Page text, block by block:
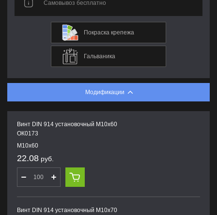
Самовывоз бесплатно
Покраска крепежа
Гальваника
Модификации
Винт DIN 914 установочный М10х60
ОК0173
М10х60
22.08 руб.
Винт DIN 914 установочный М10х70